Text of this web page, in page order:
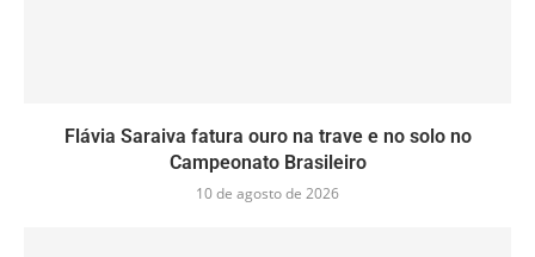
Flávia Saraiva fatura ouro na trave e no solo no
Campeonato Brasileiro
10 de agosto de 2026